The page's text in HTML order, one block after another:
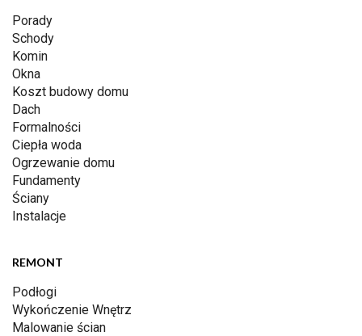
Porady
Schody
Komin
Okna
Koszt budowy domu
Dach
Formalności
Ciepła woda
Ogrzewanie domu
Fundamenty
Ściany
Instalacje
REMONT
Podłogi
Wykończenie Wnętrz
Malowanie ścian